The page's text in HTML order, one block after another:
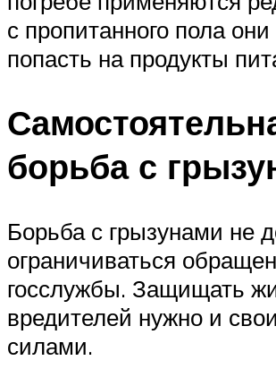
с пропитанного пола они
попасть на продукты
борьба с
Борьба с грызунами не
ограничиваться
госслужбы. Защищать
вредителей нужно и
силами.